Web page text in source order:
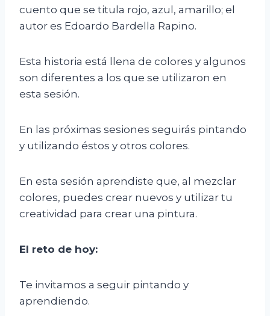
cuento que se titula rojo, azul, amarillo; el
autor es Edoardo Bardella Rapino.
Esta historia está llena de colores y algunos
son diferentes a los que se utilizaron en
esta sesión.
En las próximas sesiones seguirás pintando
y utilizando éstos y otros colores.
En esta sesión aprendiste que, al mezclar
colores, puedes crear nuevos y utilizar tu
creatividad para crear una pintura.
El reto de hoy:
Te invitamos a seguir pintando y
aprendiendo.